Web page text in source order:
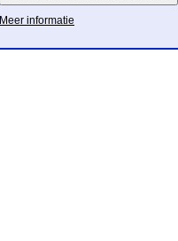
Meer informatie